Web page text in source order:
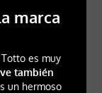
marca
es muy
también
un hermoso